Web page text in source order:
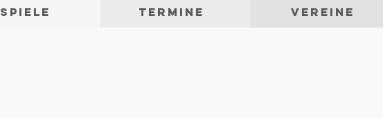
Spiele TERMINE Vereine